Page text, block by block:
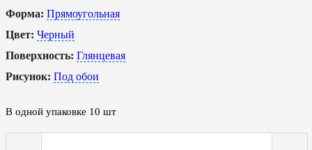
Форма: Прямоугольная
Цвет: Черный
Поверхность: Глянцевая
Рисунок: Под обои
В одной упаковке 10 шт